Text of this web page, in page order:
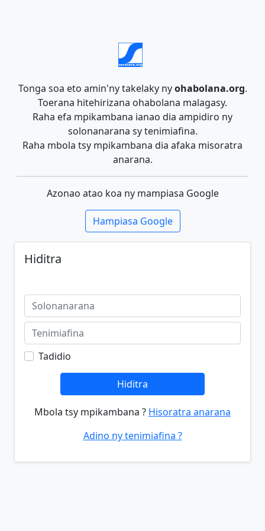
Tonga soa eto amin'ny takelaky nyohabolana.org.
Toerana hitehirizana ohabolana malagasy.
Raha efa mpikambana ianao dia ampidiro ny
solonanarana sy tenimiafina.
Raha mbola tsy mpikambana dia afaka misoratra
anarana.
Azonao atao koa ny mampiasa Google
Hampiasa Google
Hiditra
Tadidio
Hiditra
Mbola tsy mpikambana ? Hisoratra anarana
Adino ny tenimiafina ?